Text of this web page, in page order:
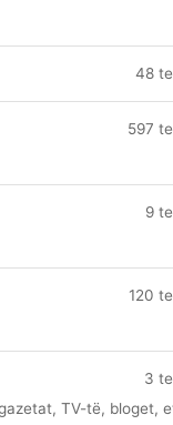
48
597
9
120
3
TV-të, bloget,